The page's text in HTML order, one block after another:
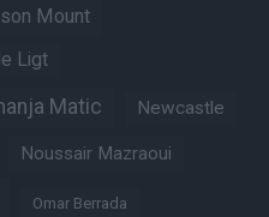
Mount
Ligt
Matic Newcastle
Noussair Mazraoui
Omar Berrada